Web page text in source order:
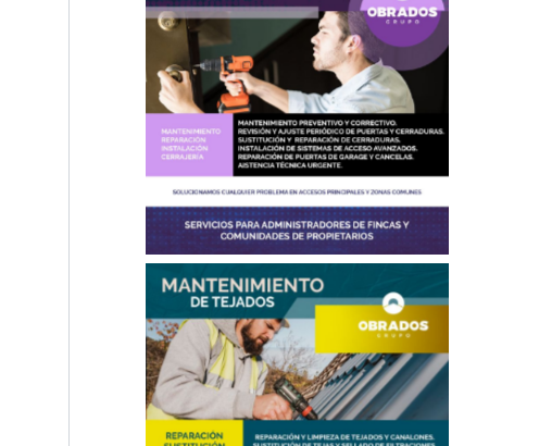
Cerrajería
Reparación de Tejados en Madrid